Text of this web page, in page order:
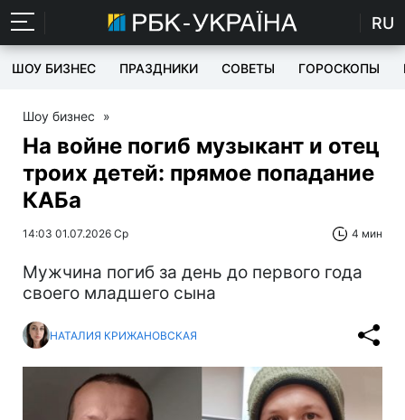
RU
ШОУ БИЗНЕС ПРАЗДНИКИ СОВЕТЫ ГОРОСКОПЫ
Шоу бизнес »
На войне погиб музыкант и отец
троих детей: прямое попадание
КАБа
14:03 01.07.2026 Ср 4 мин
Мужчина погиб за день до первого года
своего младшего сына
НАТАЛИЯ КРИЖАНОВСКАЯ